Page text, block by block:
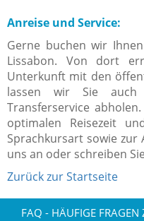
Anreise und Service:
Gerne buchen wir
Lissabon. Von dort
Unterkunft mit den
lassen wir Sie auch
Transferservice
optimalen Reisezeit
Sprachkursart sowie zur
uns an oder schreiben
Zurück zur Startseite
FAQ - HÄUFIGE FRAGEN